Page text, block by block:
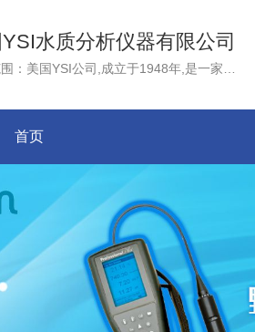
水质分析仪器有限公司
首页